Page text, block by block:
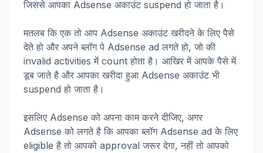
जिससे आपका Adsense अकाउंट suspend हो जाता है।
मतलब कि एक तो आप Adsense अकाउंट खरीदने के लिए पैसे
देते हो और अपने ब्लॉग पे Adsense ad लगते हो, जो की
invalid activities में count होता है। आखिर में आपके पैसे में
डूब जाते है और आपका खरीदा हुआ Adsense अकाउंट भी
suspend हो जाता है।
इसलिए Adsense को अपना काम करने दीजिए, अगर
Adsense को लगते है कि आपका ब्लॉग Adsense ad के लिए
eligible है तो आपको approval जरूर देगा, नहीं तो आपको